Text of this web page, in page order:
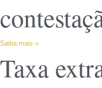
Saiba mais »
Taxa